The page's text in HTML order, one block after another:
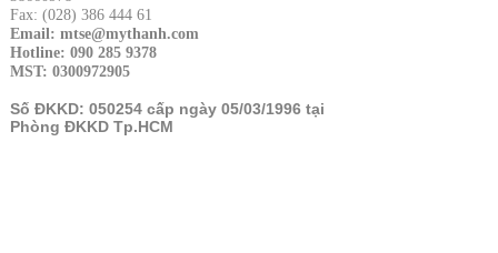
Fax: (028) 386 444 61
Email: mtse@mythanh.com
Hotline: 090 285 9378
MST: 0300972905
Số ĐKKD: 050254 cấp ngày 05/03/1996 tại
Phòng ĐKKD Tp.HCM